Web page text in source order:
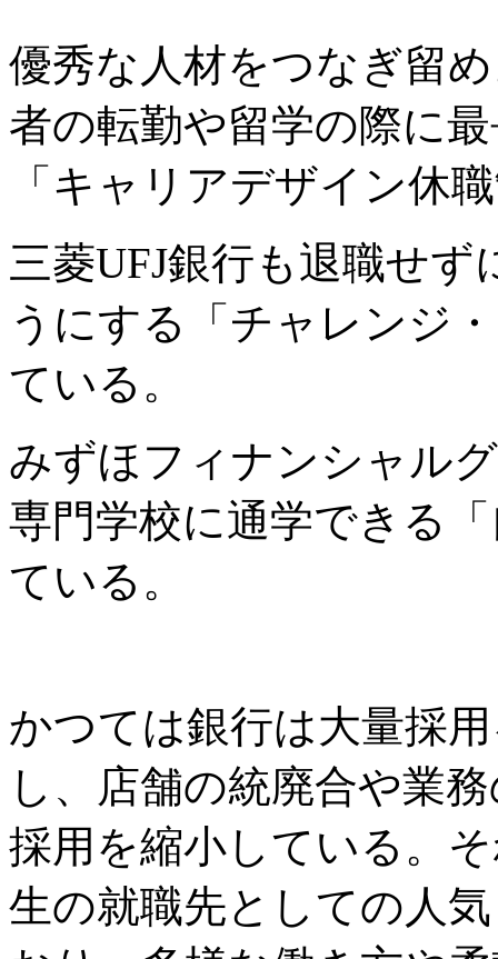
優秀な人材をつなぎ留
者の転勤や留学の際に
「キャリアデザイン休
三菱UFJ銀行も退職せ
うにする「チャレンジ
ている。
みずほフィナンシャル
専門学校に通学できる
ている。
かつては銀行は大量採
し、
店舗の統廃合や業
採用を縮小している。
生の就職先としての人